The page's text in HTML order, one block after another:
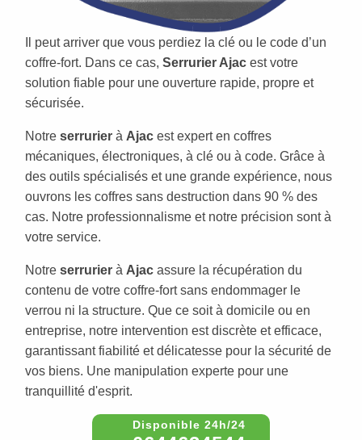
Il peut arriver que vous perdiez la clé ou le code d’un
coffre-fort. Dans ce cas, Serrurier Ajac est votre
solution fiable pour une ouverture rapide, propre et
sécurisée.
Notre serrurier à Ajac est expert en coffres
mécaniques, électroniques, à clé ou à code. Grâce à
des outils spécialisés et une grande expérience, nous
ouvrons les coffres sans destruction dans 90 % des
cas. Notre professionnalisme et notre précision sont à
votre service.
Notre serrurier à Ajac assure la récupération du
contenu de votre coffre-fort sans endommager le
verrou ni la structure. Que ce soit à domicile ou en
entreprise, notre intervention est discrète et efficace,
garantissant fiabilité et délicatesse pour la sécurité de
vos biens. Une manipulation experte pour une
tranquillité d'esprit.